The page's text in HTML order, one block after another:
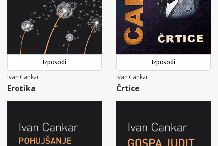
Izposodi
Ivan Cankar
Erotika
Izposodi
Ivan Cankar
Črtice